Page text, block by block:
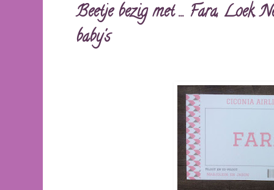
Beetje bezig met ... Fara, Loek,
baby's